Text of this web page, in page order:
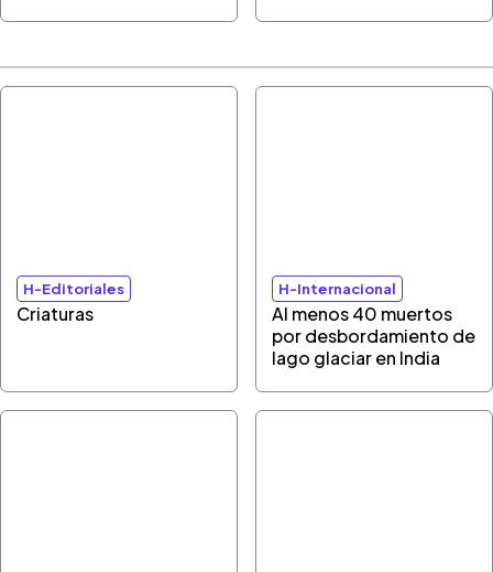
H-Editoriales
Criaturas
H-Internacional
Al menos 40 muertos
por desbordamiento de
lago glaciar en India